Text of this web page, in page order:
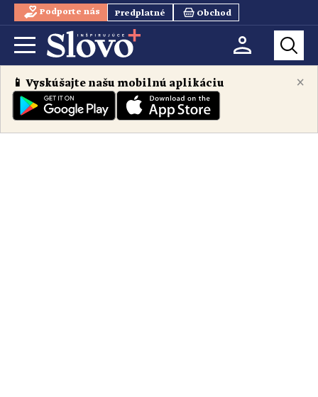
Podporte nás Predplatné Obchod
×
📱 Vyskúšajte našu mobilnú aplikáciu